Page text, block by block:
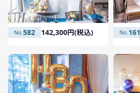
582 142,300円(税込) 161